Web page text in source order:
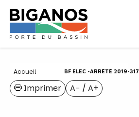
Accueil BF ELEC -ARRÊTÉ 2019-317
A− / A+
Imprimer